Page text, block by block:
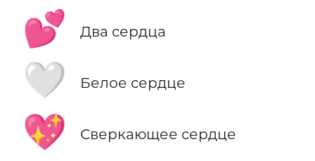
💕 Два сердца
🤍 Белое сердце
💖 Сверкающее сердце